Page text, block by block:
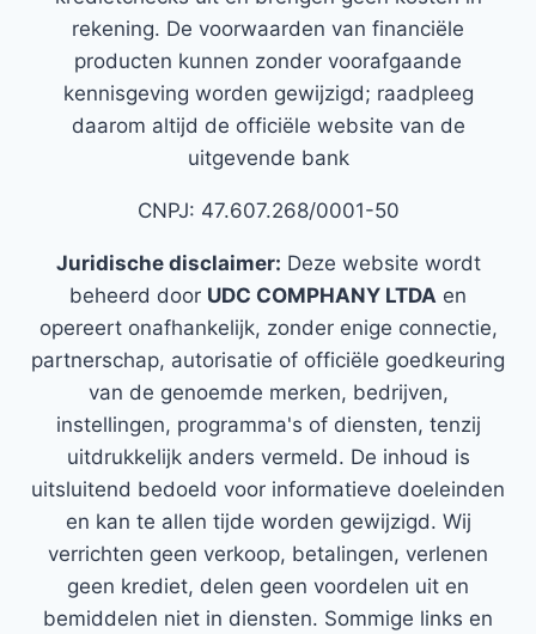
rekening. De voorwaarden van financiële
producten kunnen zonder voorafgaande
kennisgeving worden gewijzigd; raadpleeg
daarom altijd de officiële website van de
uitgevende bank
CNPJ: 47.607.268/0001-50
Juridische disclaimer: Deze website wordt
beheerd door UDC COMPHANY LTDA en
opereert onafhankelijk, zonder enige connectie,
partnerschap, autorisatie of officiële goedkeuring
van de genoemde merken, bedrijven,
instellingen, programma's of diensten, tenzij
uitdrukkelijk anders vermeld. De inhoud is
uitsluitend bedoeld voor informatieve doeleinden
en kan te allen tijde worden gewijzigd. Wij
verrichten geen verkoop, betalingen, verlenen
geen krediet, delen geen voordelen uit en
bemiddelen niet in diensten. Sommige links en